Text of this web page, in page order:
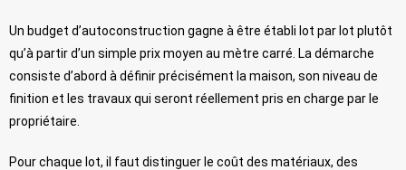
Un budget d’autoconstruction gagne à être établi lot par lot plutôt
qu’à partir d’un simple prix moyen au mètre carré. La démarche
consiste d’abord à définir précisément la maison, son niveau de
finition et les travaux qui seront réellement pris en charge par le
propriétaire.
Pour chaque lot, il faut distinguer le coût des matériaux, des